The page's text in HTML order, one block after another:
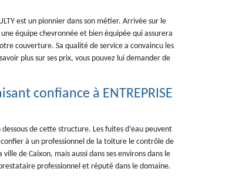
est un pionnier dans son métier. Arrivée sur le
équipe chevronnée et bien équipée qui assurera
couverture. Sa qualité de service a convaincu les
plus sur ses prix, vous pouvez lui demander de
confiance à ENTREPRISE
de cette structure. Les fuites d’eau peuvent
à un professionnel de la toiture le contrôle de
de Caixon, mais aussi dans ses environs dans le
prestataire professionnel et réputé dans le domaine.